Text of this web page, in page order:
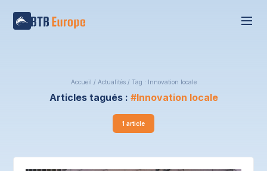
Accueil / Actualités / Tag : Innovation locale
Articles tagués : Innovation locale
1 article